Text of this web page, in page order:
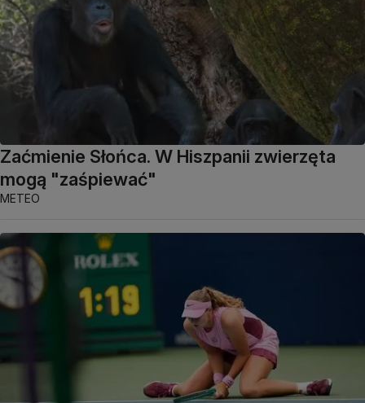
Zaćmienie Słońca. W Hiszpanii zwierzęta
mogą "zaśpiewać"
METEO